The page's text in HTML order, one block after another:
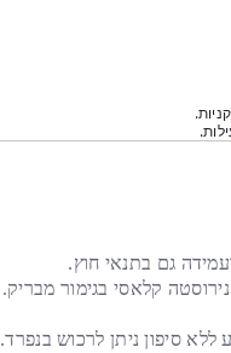
.
קלאסי בגימור
צול, הכיור מגיע ללא סיפון ניתן לרכוש